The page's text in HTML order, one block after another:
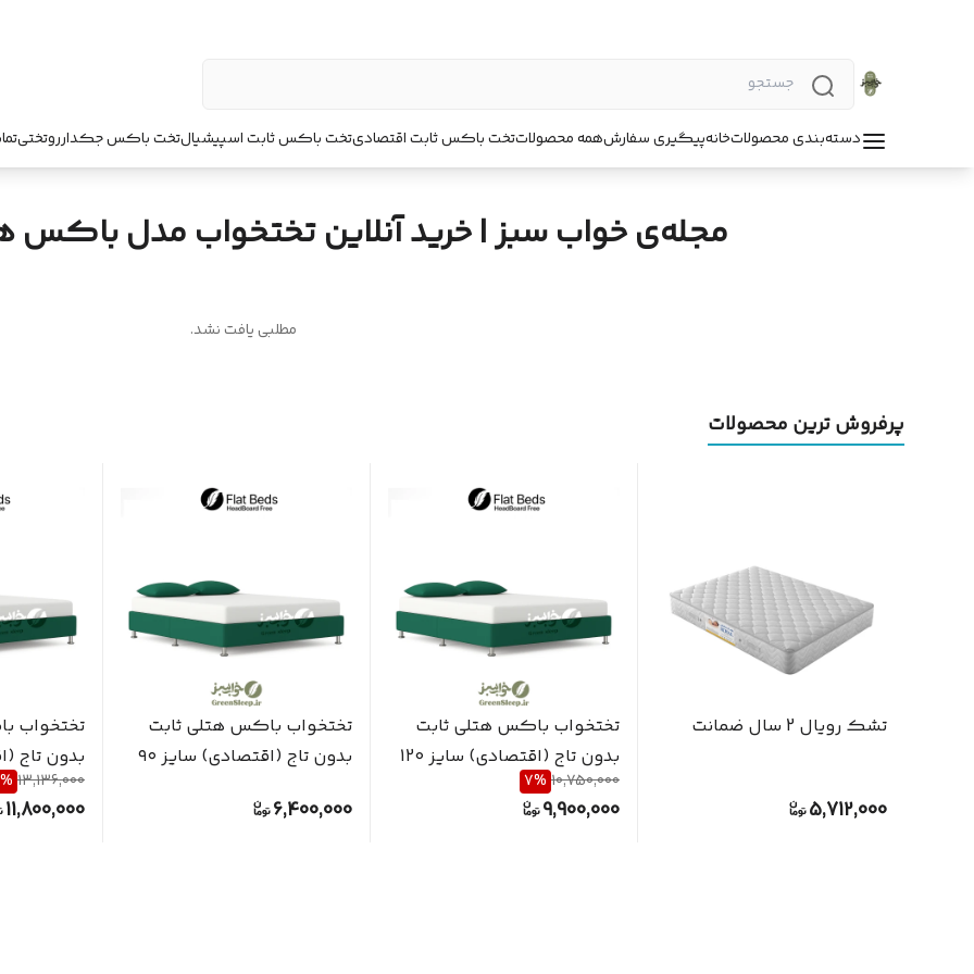
دسته‌بندی محصولاتخانهپیگیری سفارشهمه محصولاتتخت باکس ثابت اقتصادیتخت باکس ثابت اسپیشیالتخت باکس جکدارروتختی
مجله‌ی خواب سبز | خرید آنلاین تختخواب مدل باکس
مطلبی یافت نشد.
پرفروش ترین محصولات
تشک رویال 2 سال ضمانت
5,712,000
تختخواب باکس هتلی ثابت
بدون تاج (اقتصادی) سایز 120
یکو و نیم نفره
10,750,000
7%
9,900,000
تختخواب باکس هتلی ثابت
بدون تاج (اقتصادی) سایز ۹۰
6,400,000
تختخواب
دو نفره
13,136,000
%
11,800,000